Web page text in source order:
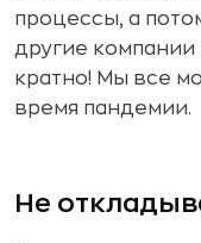
процессы, а
другие
кратно! Мы все
время пандемии.
Не